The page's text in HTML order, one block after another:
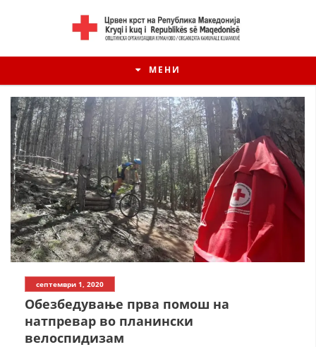
МЕНИ
ИСТОРИЈАТ НА ЦКРМ
ИСТОРИЈАТ НА ДВИЖЕЊЕТО
СТРУКТУРА И ОРГАНИЗАЦИОНА ПОСТАВЕНОСТ – ОПШТИНСКА
септември 1, 2020
Обезбедување прва помош на
натпревар во планински
велоспидизам